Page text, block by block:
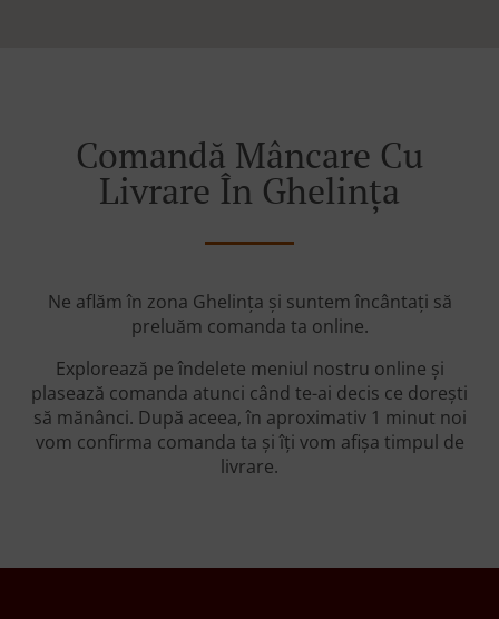
Comandă Mâncare Cu
Livrare În Ghelința
Ne aflăm în zona Ghelința și suntem încântați să
preluăm comanda ta online.
Explorează pe îndelete meniul nostru online și
plasează comanda atunci când te-ai decis ce dorești
să mănânci. După aceea, în aproximativ 1 minut noi
vom confirma comanda ta și îți vom afișa timpul de
livrare.